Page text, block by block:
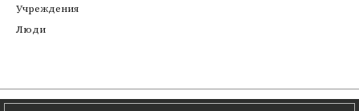
Учреждения
Люди